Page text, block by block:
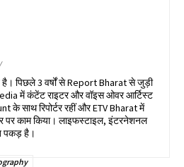
है। पिछले 3 वर्षों से Report Bharat से जुड़ी
में कंटेंट राइटर और वॉइस ओवर आर्टिस्ट
के साथ रिपोर्टर रहीं और ETV Bharat में
पर काम किया। लाइफस्टाइल, इंटरनेशनल
पकड़ है।